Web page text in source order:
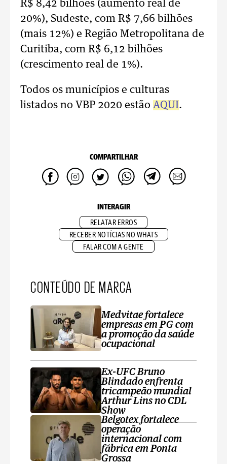
R$ 8,42 bilhões (aumento real de
20%), Sudeste, com R$ 7,66 bilhões
(mais 12%) e Região Metropolitana de
Curitiba, com R$ 6,12 bilhões
(crescimento real de 1%).
Todos os municípios e culturas
listados no VBP 2020 estão AQUI.
COMPARTILHAR
INTERAGIR
RELATAR ERROS
RECEBER NOTÍCIAS NO WHATS
FALAR COM A GENTE
CONTEÚDO DE MARCA
Medvitae fortalece
empresas em PG com
a promoção da saúde
ocupacional
Ex-UFC Bruno
Blindado enfrenta
tricampeão mundial
Arthur Lins no CDL
Show
Belgotex fortalece
operação
internacional com
fábrica em Ponta
Grossa